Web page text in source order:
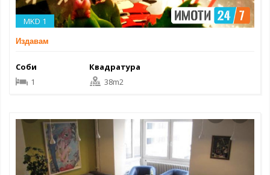
MKD 1
Издавам
Соби
1
Квадратура
38m2